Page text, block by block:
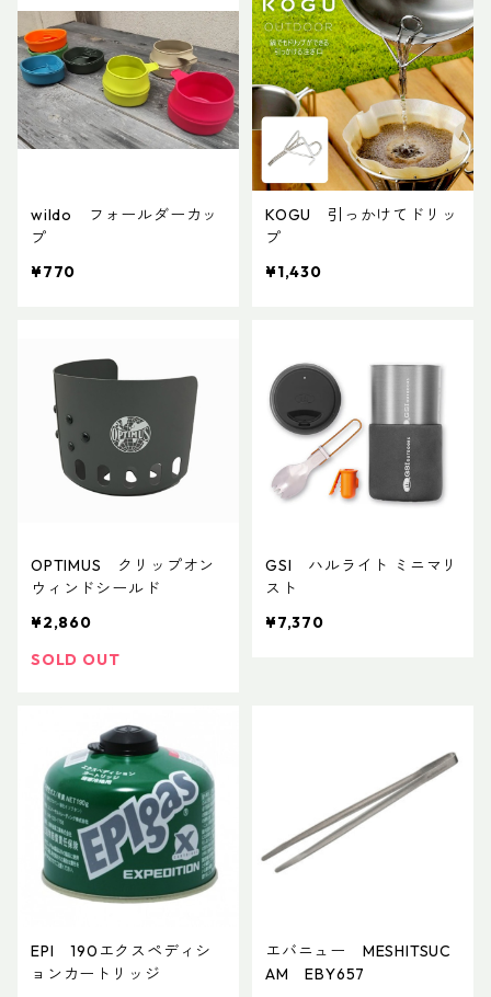
wildo フォールダーカッ
プ
¥770
KOGU 引っかけてドリッ
プ
¥1,430
OPTIMUS クリップオン
ウィンドシールド
¥2,860
SOLD OUT
GSI ハルライト ミニマリ
スト
¥7,370
EPI 190エクスペディシ
ョンカートリッジ
エバニュー MESHITSUC
AM EBY657